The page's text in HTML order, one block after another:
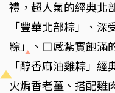
禮，超人氣的經典北
「豐華北部粽」、
粽」、口感紮實飽滿
「醇香麻油雞粽」
火煸香老薑、搭配雞